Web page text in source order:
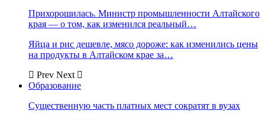
Прихорошилась. Министр промышленности Алтайского
края — о том, как изменился реальный…
Яйца и рис дешевле, мясо дороже: как изменились цены
на продукты в Алтайском крае за…
Prev Next
Образование
Существенную часть платных мест сократят в вузах